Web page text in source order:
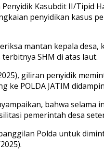
Penyidik Kasubdit II/Tipid
penyidikan kasus
mantan kepala
SHM di atas laut.
giliran penyidik
ke POLDA JATIM
bahwa
pemerintah desa
Polda untuk